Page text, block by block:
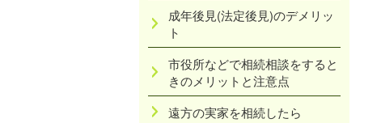
成年後見(法定後見)のデメリッ
ト
市役所などで相続相談をすると
きのメリットと注意点
遠方の実家を相続したら